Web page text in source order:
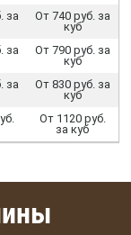
за
От 740 руб. за
куб
за
От 790 руб. за
куб
за
От 830 руб. за
куб
От 1120 руб.
за куб